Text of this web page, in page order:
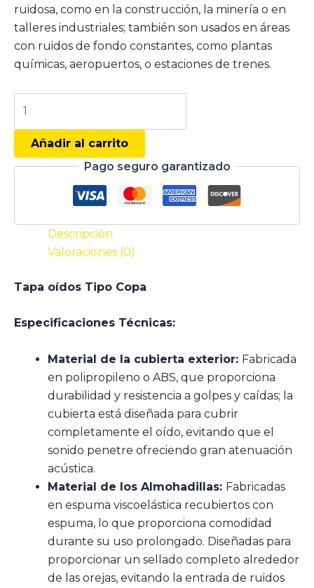
ruidosa, como en la construcción, la minería o en
talleres industriales; también son usados en áreas
con ruidos de fondo constantes, como plantas
químicas, aeropuertos, o estaciones de trenes.
Añadir al carrito
Pago seguro garantizado
Descripción
Valoraciones (0)
Tapa oídos Tipo Copa
Especificaciones Técnicas:
Material de la cubierta exterior: Fabricada
en polipropileno o ABS, que proporciona
durabilidad y resistencia a golpes y caídas; la
cubierta está diseñada para cubrir
completamente el oído, evitando que el
sonido penetre ofreciendo gran atenuación
acústica.
Material de los Almohadillas: Fabricadas
en espuma viscoelástica recubiertos con
espuma, lo que proporciona comodidad
durante su uso prolongado. Diseñadas para
proporcionar un sellado completo alrededor
de las orejas, evitando la entrada de ruidos